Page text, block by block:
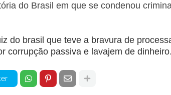
do Brasil em que se condenou
do brasil que teve a bravura de
corrupção passiva e lavajem de